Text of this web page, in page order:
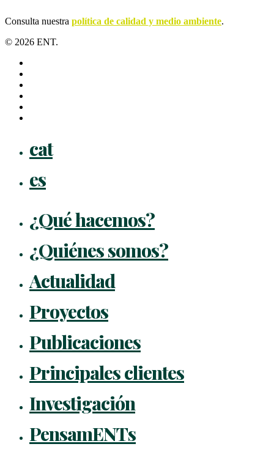
Consulta nuestra política de calidad y medio ambiente.
© 2026 ENT.
cat
es
¿Qué hacemos?
¿Quiénes somos?
Actualidad
Proyectos
Publicaciones
Principales clientes
Investigación
PensamENTs